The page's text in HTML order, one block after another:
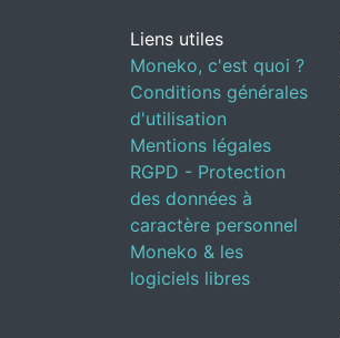
Liens utiles
Moneko, c'est quoi ?
Conditions générales
d'utilisation
Mentions légales
RGPD - Protection
des données à
caractère personnel
Moneko & les
logiciels libres